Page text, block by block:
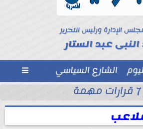
الإدارة ورئيس التحرير
عبد الستار
الشارع السياسي 
كارنيه النقابة